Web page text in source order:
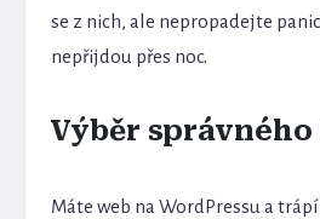
se z nich, ale nepropadejte
nepřijdou přes noc.
Výběr
Máte web na WordPressu a